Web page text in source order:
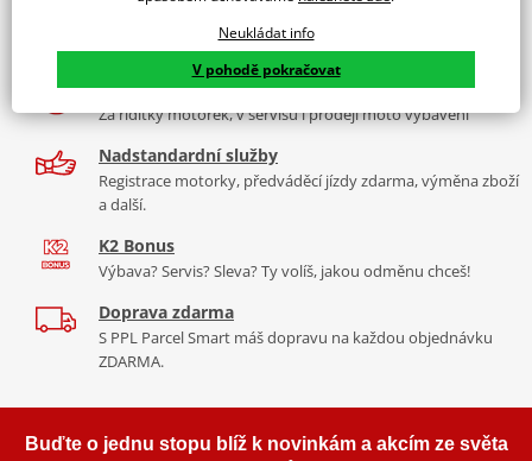
Ocelové kolečko a rozeta SUPERSPROX.
530 SRX2
především tím, že má jako jediný na trhu ZST (samozřejmě kromě
typu MVXZ).
Typické motorky:Triumph Tiger 955, Yamaha FZ6 Fazer, Honda
Řada SRX
střední třída, ze které si vybere prakticky každý, prakticky pro
každou motorku, včetně závodních mašin, čtyřkolek. Má QX
9 značek motocyklů, servis, oblečení, doplňky i náhradní
díly, to vše v Praze a Liberci
Více než 30 let zkušeností
Za řídítky motorek, v servisu i prodeji moto vybavení
Nadstandardní služby
Registrace motorky, předváděcí jízdy zdarma, výměna zboží
a další.
K2 Bonus
Výbava? Servis? Sleva? Ty volíš, jakou odměnu chceš!
Doprava zdarma
S PPL Parcel Smart máš dopravu na každou objednávku
ZDARMA.
Buďte o jednu stopu blíž k novinkám a akcím ze světa
Neukládat info
V pohodě pokračovat